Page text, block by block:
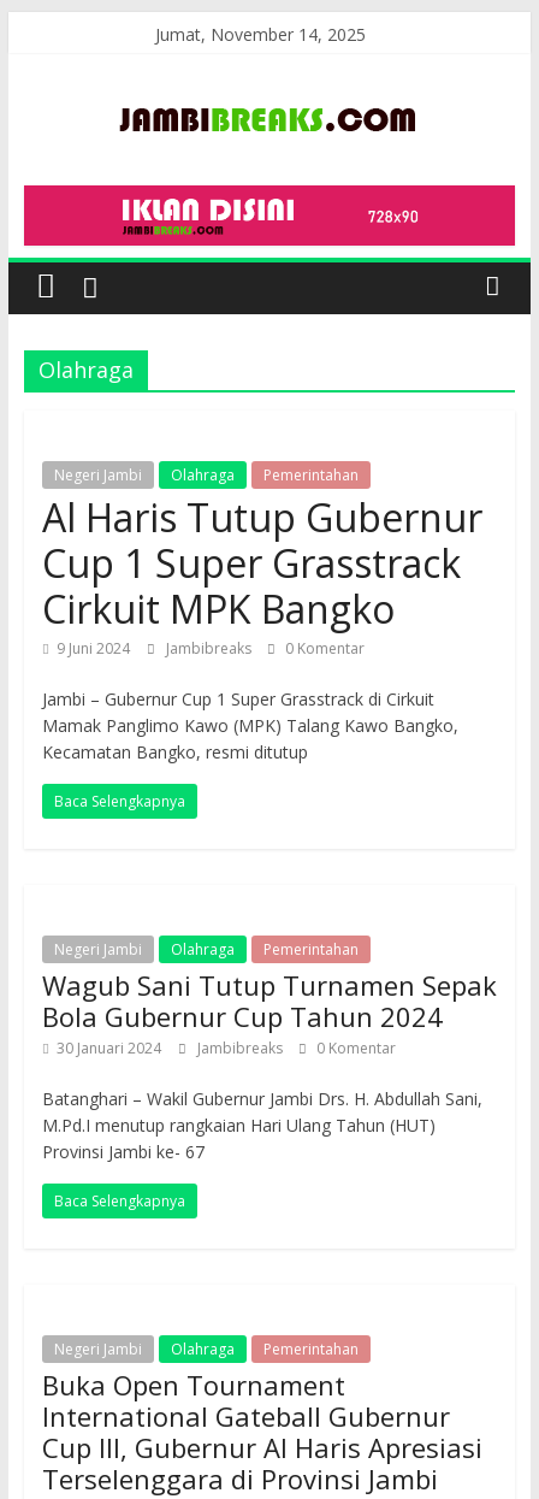
Jumat, November 14, 2025
JambiBreaks
Olahraga
Negeri Jambi Olahraga Pemerintahan
Al Haris Tutup Gubernur
Cup 1 Super Grasstrack
Cirkuit MPK Bangko
9 Juni 2024 Jambibreaks 0 Komentar
Jambi – Gubernur Cup 1 Super Grasstrack di Cirkuit
Mamak Panglimo Kawo (MPK) Talang Kawo Bangko,
Kecamatan Bangko, resmi ditutup
Baca Selengkapnya
Negeri Jambi Olahraga Pemerintahan
Wagub Sani Tutup Turnamen Sepak
Bola Gubernur Cup Tahun 2024
30 Januari 2024 Jambibreaks 0 Komentar
Batanghari – Wakil Gubernur Jambi Drs. H. Abdullah Sani,
M.Pd.I menutup rangkaian Hari Ulang Tahun (HUT)
Provinsi Jambi ke- 67
Baca Selengkapnya
Negeri Jambi Olahraga Pemerintahan
Buka Open Tournament
International Gateball Gubernur
Cup III, Gubernur Al Haris Apresiasi
Terselenggara di Provinsi Jambi